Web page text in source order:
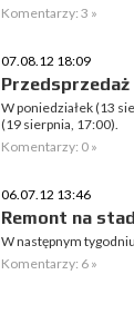
Komentarzy: 3 »
07.08.12 18:09
W poniedziałek (13
(19 sierpnia, 17:00).
Komentarzy: 0 »
06.07.12 13:46
Remont na
W następnym
Komentarzy: 6 »